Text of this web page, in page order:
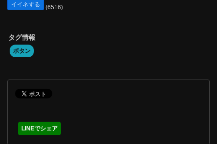
イイネする (6516)
タグ情報
ボタン
LINEでシェア